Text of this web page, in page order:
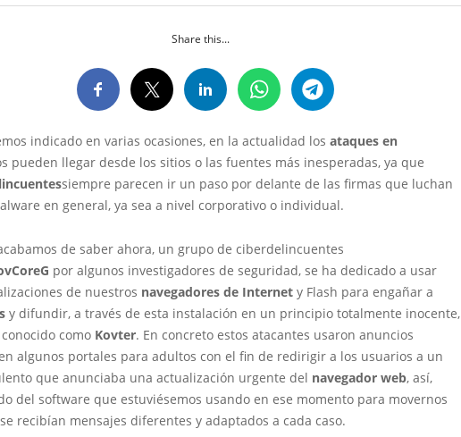
Share this...
indicado en varias ocasiones, en la actualidad los ataques en
pueden llegar desde los sitios o las fuentes más inesperadas, ya que
siempre parecen ir un paso por delante de las firmas que luchan
en general, ya sea a nivel corporativo o individual.
de saber ahora, un grupo de ciberdelincuentes
por algunos investigadores de seguridad, se ha dedicado a usar
de nuestros navegadores de Internet y Flash para engañar a
y difundir, a través de esta instalación en un principio totalmente inocente,
como Kovter. En concreto estos atacantes usaron anuncios
algunos portales para adultos con el fin de redirigir a los usuarios a un
que anunciaba una actualización urgente del navegador web, así,
del software que estuviésemos usando en ese momento para movernos
recibían mensajes diferentes y adaptados a cada caso.